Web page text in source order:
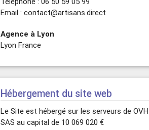
Email : contact@artisans.direct
Agence à Lyon
Lyon France
Hébergement du site web
Le Site est hébergé sur les serveurs de OVH
SAS au capital de 10 069 020 €